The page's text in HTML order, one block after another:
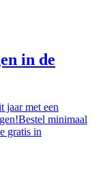
in de
jaar met een
minimaal
gratis in